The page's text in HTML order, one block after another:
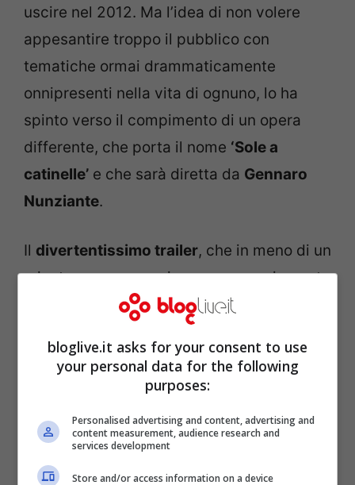
uscire nel 2012. Ma l’idea di non volere
appesantire troppo il pubblico con
tematiche ormai drammaticamente
onnipresenti nella vita di ognuno, lo ha
spinto verso il compimento di un opera
differente, che porta il nome ‘Sole a
catinelle’ e che sarà diretta da Gennaro
Nunziante.
Il divertentissimo trailer, che in meno di un
minuto e mezzo ne riassume egregiamente
in punti salienti, ha raccolto moltissimi
entusiasmo le avventure Checco
personaggio, che nel film è uno
squattrinato venditore di aspirapolveri, e
di suo figlio Niccolò a cui il papà ha
promesso una vacanza ‘da sogno’
bloglive.it asks for your consent to use
your personal data for the following
purposes:
Personalised advertising and content, advertising and
content measurement, audience research and
services development
Store and/or access information on a device